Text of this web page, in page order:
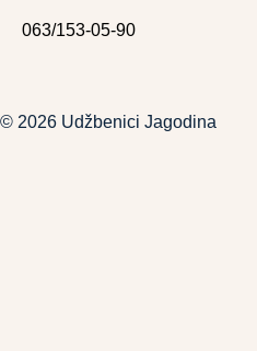
© 2026 Udžbenici Jagodina
063/153-05-90